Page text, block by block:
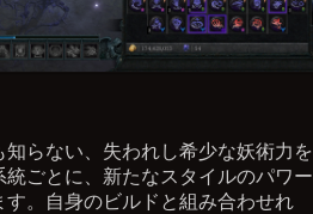
らない、失われし希少な妖術力を
ごとに、新たなスタイルのパワー
。自身のビルドと組み合わせれ